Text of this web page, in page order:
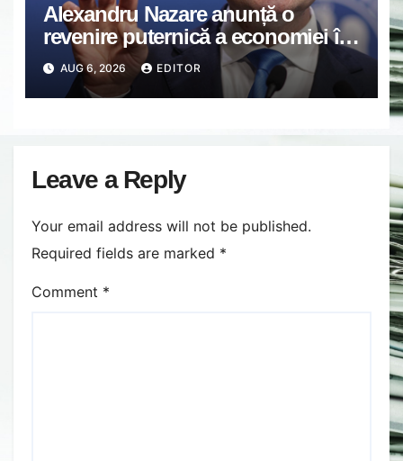
Alexandru Nazare anunță o
revenire puternică a economiei în
2027: Inflația va scădea, consumul
va crește
AUG 6, 2026 EDITOR
Leave a Reply
Your email address will not be published.
Required fields are marked *
Comment *